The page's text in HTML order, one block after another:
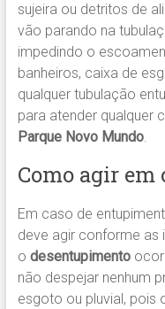
sujeira ou detritos de
vão parando na
impedindo o
banheiros, caixa de
qualquer tubulação
para atender qualquer
Parque Novo Mundo.
Como agir em
Em caso de
deve agir conforme as
o desentupimento
não despejar nenhum
esgoto ou pluvial, pois